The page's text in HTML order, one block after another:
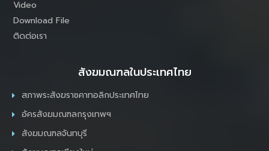
Video
Download File
ติดต่อเรา
สังฆมณฑลในประเทศไทย
สภาพระสังฆราชคาทอลิกประเทศไทย
อัครสังฆมณฑลกรุงเทพฯ
สังฆมณฑลจันทบุรี